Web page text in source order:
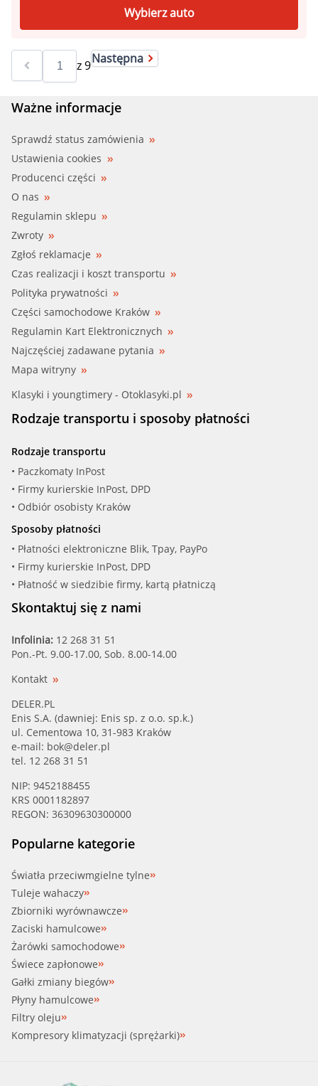
Wybierz auto
z9Następna
Ważne informacje
Sprawdź status zamówienia
Ustawienia cookies
Producenci części
O nas
Regulamin sklepu
Zwroty
Zgłoś reklamacje
Czas realizacji i koszt transportu
Polityka prywatności
Części samochodowe Kraków
Regulamin Kart Elektronicznych
Najczęściej zadawane pytania
Mapa witryny
Klasyki i youngtimery - Otoklasyki.pl
Rodzaje transportu i sposoby płatności
Rodzaje transportu
• Paczkomaty InPost
• Firmy kurierskie InPost, DPD
• Odbiór osobisty Kraków
Sposoby płatności
• Płatności elektroniczne Blik, Tpay, PayPo
• Firmy kurierskie InPost, DPD
• Płatność w siedzibie firmy, kartą płatniczą
Skontaktuj się z nami
Infolinia: 12 268 31 51
Pon.-Pt. 9.00-17.00, Sob. 8.00-14.00
Kontakt
DELER.PL
Enis S.A. (dawniej: Enis sp. z o.o. sp.k.)
ul. Cementowa 10, 31-983 Kraków
e-mail: bok@deler.pl
tel. 12 268 31 51
NIP: 9452188455
KRS 0001182897
REGON: 36309630300000
Popularne kategorie
Światła przeciwmgielne tylne
Tuleje wahaczy
Zbiorniki wyrównawcze
Zaciski hamulcowe
Żarówki samochodowe
Świece zapłonowe
Gałki zmiany biegów
Płyny hamulcowe
Filtry oleju
Kompresory klimatyzacji (sprężarki)